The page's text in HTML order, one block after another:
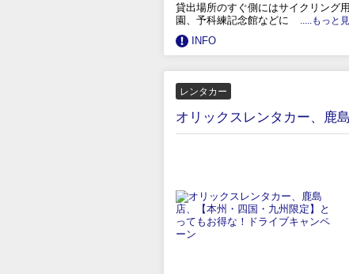
貸出場所のすぐ側にはサイクリング
園、予科練記念館などに
.....もっと
INFO
レンタカー
オリックスレンタカー、鹿